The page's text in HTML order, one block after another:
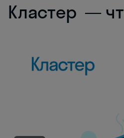
Кластер —